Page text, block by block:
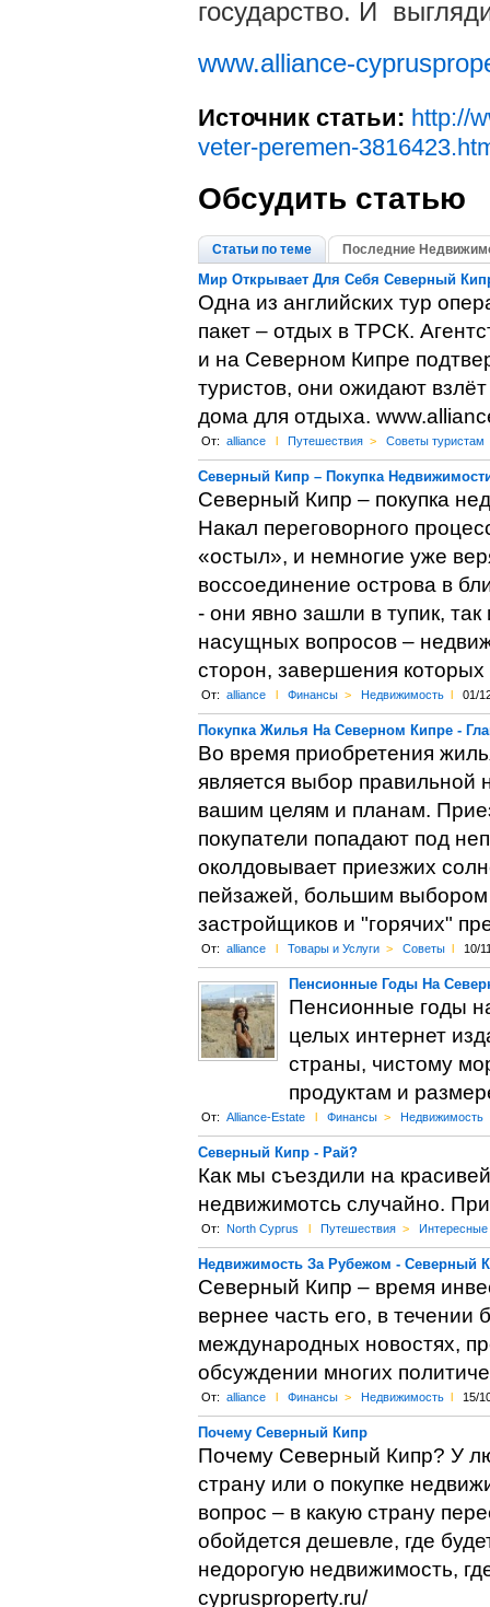
государство. И
www.alliance-
Источник статьи: http://
veter-peremen-
Обсудить статью
Статьи по теме Последние
Мир Открывает Для Себя Северный
Одна из английских тур
пакет – отдых в ТРСК.
и на Северном Кипре
туристов, они ожидают
дома для отдыха.
От: alliance l Путешествия > Советы туристам
Северный Кипр – Покупка
Северный Кипр – покупка
Накал переговорного
«остыл», и немногие уже
воссоединение острова в
- они явно зашли в тупик,
насущных вопросов –
сторон, завершения
От: alliance l Финансы > Недвижимость l 01/
Покупка Жилья На Северном Кипре -
Во время приобретения
является выбор правильной
вашим целям и планам.
покупатели попадают под
околдовывает приезжих
пейзажей, большим
застройщиков и "горячих"
От: alliance l Товары и Услуги > Советы l 10/
Пенсионные Годы На
Пенсионные годы
целых интернет
страны, чистому
продуктам и
От: Alliance-Estate l Финансы > Недвижимость
Северный Кипр - Рай?
Как мы съездили на
недвижимотсь случайно.
От: North Cyprus l Путешествия > Интересные
Недвижимость За Рубежом - Северный
Северный Кипр – время
вернее часть его, в течении
международных новостях,
обсуждении многих
От: alliance l Финансы > Недвижимость l 15/
Почему Северный Кипр
Почему Северный Кипр? У
страну или о покупке
вопрос – в какую страну
обойдется дешевле, где
недорогую недвижимость,
cyprusproperty.ru/